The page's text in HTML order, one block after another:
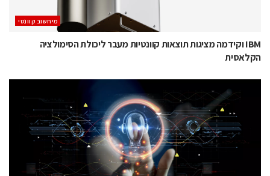
מיחשוב קוונטי
IBM וקידמה מציגות תוצאות קוונטיות מעבר ליכולת הסימולציה
הקלאסית